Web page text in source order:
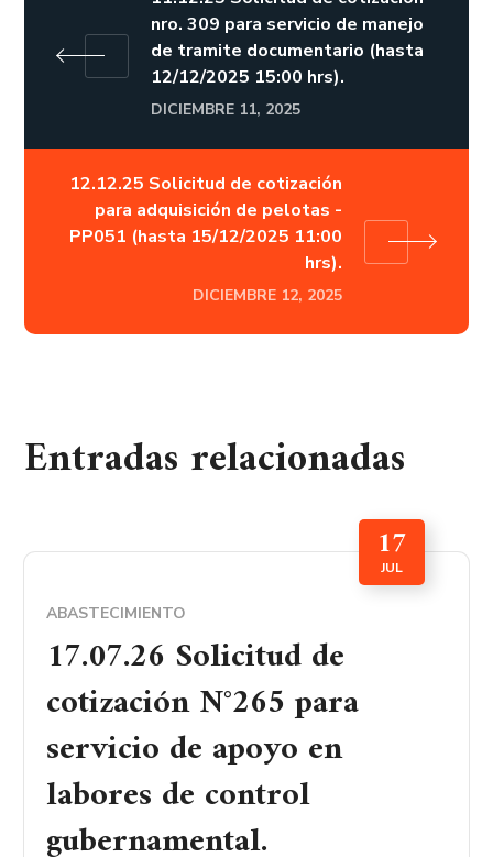
nro. 309 para servicio de manejo
de tramite documentario (hasta
12/12/2025 15:00 hrs).
DICIEMBRE 11, 2025
12.12.25 Solicitud de cotización
para adquisición de pelotas -
PP051 (hasta 15/12/2025 11:00
hrs).
DICIEMBRE 12, 2025
Entradas relacionadas
17
JUL
ABASTECIMIENTO
17.07.26 Solicitud de
cotización N°265 para
servicio de apoyo en
labores de control
gubernamental.